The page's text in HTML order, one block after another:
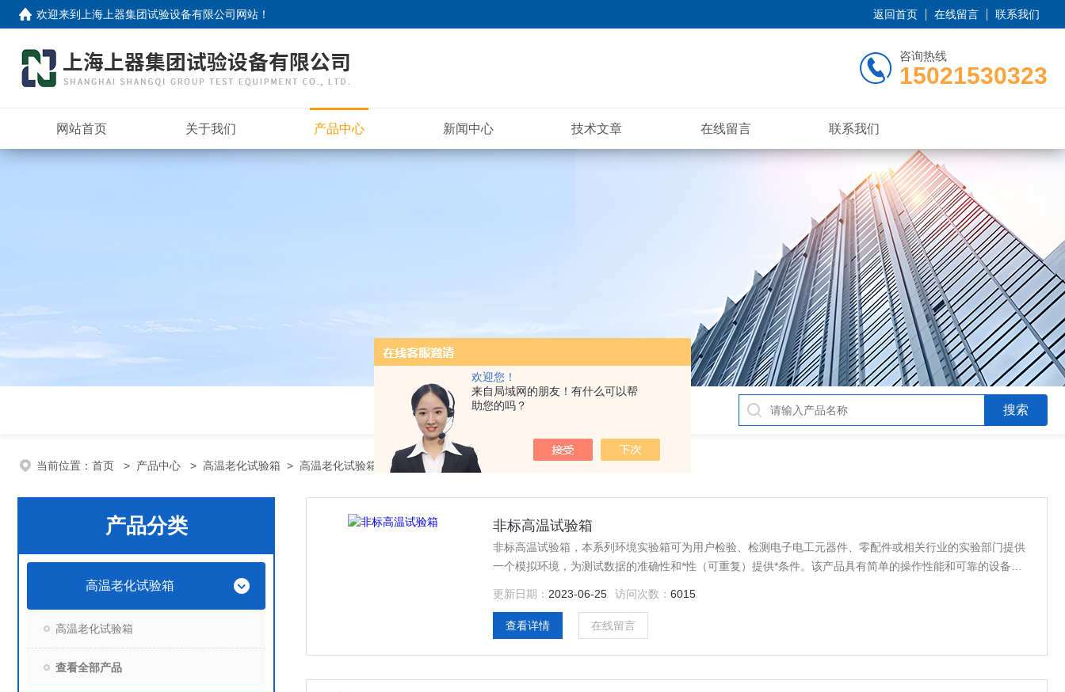
欢迎您！
来自局域网的朋友！有什么可以帮
助您的吗？
欢迎来到 上海上器集团试验设备有限公司网站 ！ 返回首页 在线留言 联系我们
咨询热线
15021530323
网站首页 关于我们 产品中心 新闻中心 技术文章 在线留言 联系我们
当前位置： 首页 > 产品中心 > 高温老化试验箱 > 高温老化试验箱
产品分类
高温老化试验箱
高温老化试验箱
查看全部产品
非标高温试验箱
非标高温试验箱，本系列环境实验箱可为用户检验、检测电子电工元器件、零配件或相关行业的实验部门提供
一个模拟环境，为测试数据的准确性和*性（可重复）提供*条件。该产品具有简单的操作性能和可靠的设备性
更新日期： 2023-06-25 访问次数： 6015
查看详情 在线留言